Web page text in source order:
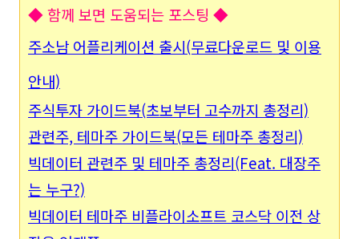
◆ 함께 보면 도움되는 포스팅 ◆
주소남 어플리케이션 출시(무료다운로드 및 이용
안내)
주식투자 가이드북(초보부터 고수까지 총정리)
관련주, 테마주 가이드북(모든 테마주 총정리)
빅데이터 관련주 및 테마주 총정리(Feat. 대장주
는 누구?)
빅데이터 테마주 비플라이소프트 코스닥 이전 상